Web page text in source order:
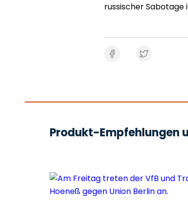
russischer Sabotage
Produkt-Empfehlungen